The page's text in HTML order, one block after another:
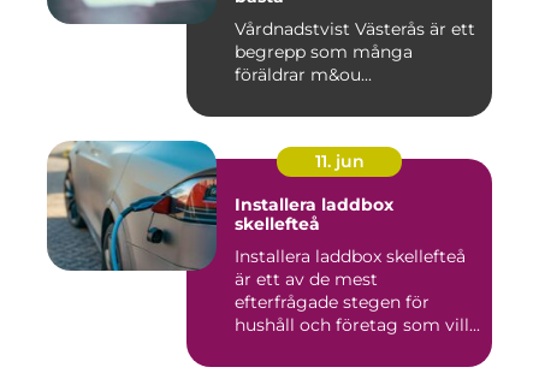
Vårdnadstvist Västerås är ett
begrepp som många
föräldrar m&ou...
11. jun
Installera laddbox
skellefteå
Installera laddbox skellefteå
är ett av de mest
efterfrågade stegen för
hushåll och företag som vill...